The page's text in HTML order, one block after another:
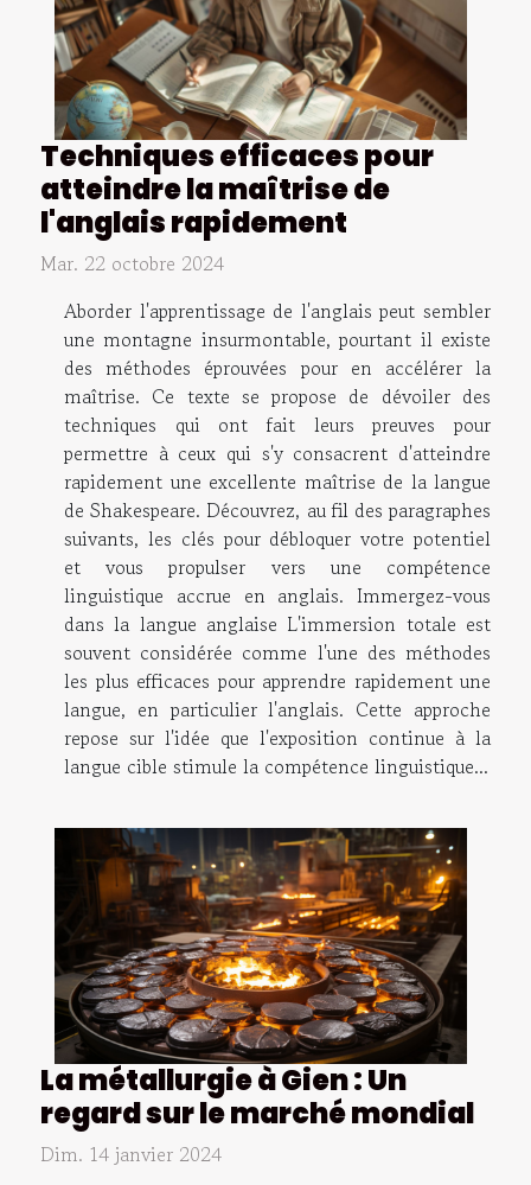
Techniques efficaces pour
atteindre la maîtrise de
l'anglais rapidement
Mar. 22 octobre 2024
Aborder l'apprentissage de l'anglais peut sembler
une montagne insurmontable, pourtant il existe
des méthodes éprouvées pour en accélérer la
maîtrise. Ce texte se propose de dévoiler des
techniques qui ont fait leurs preuves pour
permettre à ceux qui s'y consacrent d'atteindre
rapidement une excellente maîtrise de la langue
de Shakespeare. Découvrez, au fil des paragraphes
suivants, les clés pour débloquer votre potentiel
et vous propulser vers une compétence
linguistique accrue en anglais. Immergez-vous
dans la langue anglaise L'immersion totale est
souvent considérée comme l'une des méthodes
les plus efficaces pour apprendre rapidement une
langue, en particulier l'anglais. Cette approche
repose sur l'idée que l'exposition continue à la
langue cible stimule la compétence linguistique...
La métallurgie à Gien : Un
regard sur le marché mondial
Dim. 14 janvier 2024